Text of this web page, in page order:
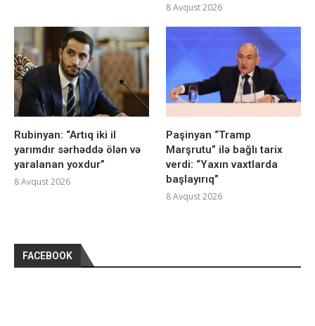
8 Avqust 2026
Rubinyan: “Artıq iki il
yarımdır sərhəddə ölən və
yaralanan yoxdur”
8 Avqust 2026
Paşinyan “Tramp
Marşrutu” ilə bağlı tarix
verdi: “Yaxın vaxtlarda
başlayırıq”
8 Avqust 2026
FACEBOOK